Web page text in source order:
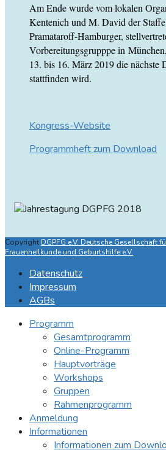
Am Ende wurde vom lokalen
Kentenich und M. David der
Pramataroff-Hamburger,
Vorbereitungsgrupppe in
13. bis 16. März 2019 die nächste
stattfinden wird.
Kongress-Website
Programmheft zum Download
Copyright DGPFG e.V. Deutsche Gesellschaft
Frauenheilkunde und Geburtshilfe e.V.
Datenschutz
Impressum
AGBs
Programm
Gesamtprogramm
Online-Programm
Hauptvorträge
Workshops
Gruppen
Rahmenprogramm
Anmeldung
Informationen
Informationen zum